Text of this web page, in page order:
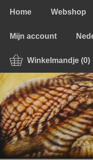
Home Webshop
Mijn account
Winkelmandje (0)